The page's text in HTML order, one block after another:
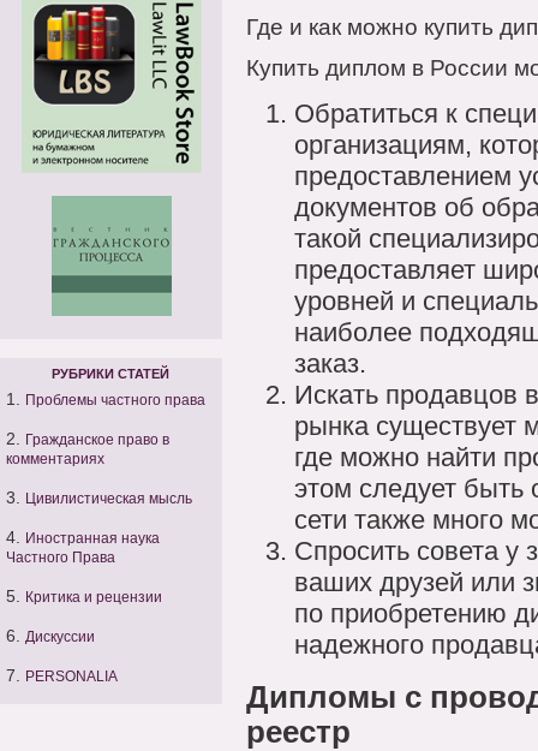
РУБРИКИ СТАТЕЙ
1. Проблемы частного права
2.
Гражданское право в
комментариях
3. Цивилистическая мысль
4.
Иностранная наука
Частного Права
5. Критика и рецензии
6. Дискуссии
7. PERSONALIA
Где и как можно купить
Купить диплом в России
Обратиться к
организациям,
предоставлением
документов об
такой
предоставляет
уровней и
наиболее
заказ.
Искать продавцов
рынка существует
где можно найти
этом следует быть
сети также много
Спросить совета у
ваших друзей или
по приобретению
надежного
Дипломы с
реестр